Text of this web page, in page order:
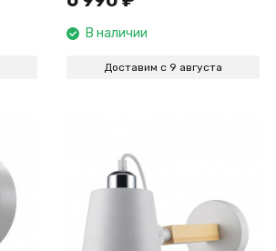
В наличии
Доставим с 9 августа